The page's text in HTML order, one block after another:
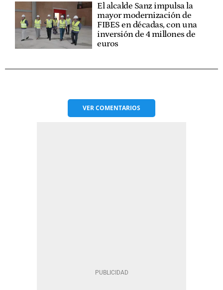
El alcalde Sanz impulsa la
mayor modernización de
FIBES en décadas, con una
inversión de 4 millones de
euros
VERCOMENTARIOS